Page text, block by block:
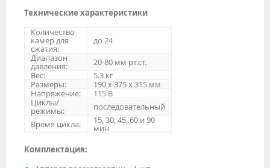
Технические характеристики
Количество
камер для
сжатия:
до 24
Диапазон
давления:
20-80 мм рт.ст.
Вес:
5.3 кг
Размеры:
190 x 375 x 315 мм
Напряжение:
115 В
Циклы/
режимы:
последовательный
Время цикла:
15, 30, 45, 60 и 90
мин
Комплектация: